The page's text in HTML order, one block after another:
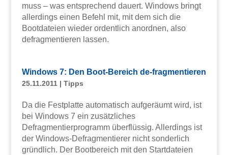
muss – was entsprechend dauert. Windows bringt
allerdings einen Befehl mit, mit dem sich die
Bootdateien wieder ordentlich anordnen, also
defragmentieren lassen.
Windows 7: Den Boot-Bereich de-fragmentieren
25.11.2011| Tipps
Da die Festplatte automatisch aufgeräumt wird, ist
bei Windows 7 ein zusätzliches
Defragmentierprogramm überflüssig. Allerdings ist
der Windows-Defragmentierer nicht sonderlich
gründlich. Der Bootbereich mit den Startdateien